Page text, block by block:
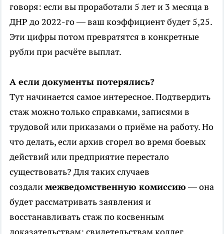
говоря: если вы проработали 5 лет и 3 месяца в
ДНР до 2022-го — ваш коэффициент будет 5,25.
Эти цифры потом превратятся в конкретные
рубли при расчёте выплат.
А если документы потерялись?
Тут начинается самое интересное. Подтвердить
стаж можно только справками, записями в
трудовой или приказами о приёме на работу. Но
что делать, если архив сгорел во время боевых
действий или предприятие перестало
существовать? Для таких случаев
создалимежведомственную комиссию— она
будет рассматривать заявления и
восстанавливать стаж по косвенным
доказательствам: свидетельствам коллег,